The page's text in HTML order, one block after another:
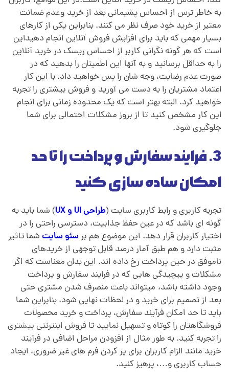
به خاطر ترس از احساس پشیمانی بعد از خرید وعدم ضمانت
معتبر از خرید خود صرف نظر می کنند. بنابراین یکی از کارهای
بسیار مهمی که باید برای افزایش فروش آنلاین انجام دهیداین
است که هر گونه نگرانی کاربر از احساس ریسک در خرید آنلاین
را به حداقل برسانید و به آنها این اطمینان را بدهید که در
صورت عدم رضایت، وجه شان را پس خواهید داد. با این کار
اعتماد مشتریان را به دست می آورید و فروش بیشتری را تجربه
خواهید کرد. البته بهتر است که یک محدوده زمانی برای انجام
این کار مشخص کنید تا از بروز مشکلات احتمالی برای شما
جلوگیری شود.
3. فرایند سفارش و پرداخت را تا حد
امکان ساده سازی کنید
تجربه کاربری و رابط کاربری سایت (طراحی UI و UX
) شما باید به
گونه ای باشد که در عین حفظ جذابیت، دسترسی راحتی را در
اختیار کاربران قرار دهد. این موضوع هم برسئو سایتشما تاثیر
مثبت دارد و هم طبق آمار درصد قابل توجهی از خریدهای
ناموفق در حین پرداخت رخ داده اند. این بدان معناست که اگر
مشکلات و پیچیدگی هایی که در فرایند سفارش و پرداخت
وجود داشته باشد، میتواند باعث منصرف شدن مشتری حتی
بعد از تصمیم برای خرید و در لحظات نهایی شود. بنابراین شما
باید تا حد امکان فرآیند سفارش، پرداخت و خرید محصولات
فروشگاهتان را کوتاه و تسهیل نمایید تا فروش اینترنتی بیشتری
را تجربه کنید. به طور مثال از افزودن مراحل اضافی در فرآیند
خرید مانند الزام کاربران برای پر کردن فرم های غیر ضروری، ایجاد
حساب کاربری و…، پرهیز کنید.